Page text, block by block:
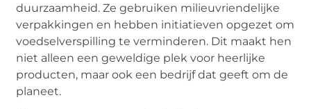
duurzaamheid. Ze gebruiken milieuvriendelijke
verpakkingen en hebben initiatieven opgezet om
voedselverspilling te verminderen. Dit maakt hen
niet alleen een geweldige plek voor heerlijke
producten, maar ook een bedrijf dat geeft om de
planeet.